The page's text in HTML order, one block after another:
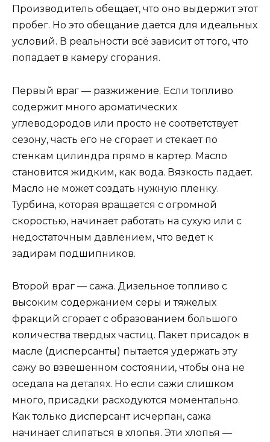
Производитель обещает, что оно выдержит этот
пробег. Но это обещание дается для идеальных
условий. В реальности всё зависит от того, что
попадает в камеру сгорания.
Первый враг — разжижение. Если топливо
содержит много ароматических
углеводородов или просто не соответствует
сезону, часть его не сгорает и стекает по
стенкам цилиндра прямо в картер. Масло
становится жидким, как вода. Вязкость падает.
Масло не может создать нужную пленку.
Турбина, которая вращается с огромной
скоростью, начинает работать на сухую или с
недостаточным давлением, что ведет к
задирам подшипников.
Второй враг — сажа. Дизельное топливо с
высоким содержанием серы и тяжелых
фракций сгорает с образованием большого
количества твердых частиц. Пакет присадок в
масле (дисперсанты) пытается удержать эту
сажу во взвешенном состоянии, чтобы она не
оседала на деталях. Но если сажи слишком
много, присадки расходуются моментально.
Как только дисперсант исчерпан, сажа
начинает слипаться в хлопья. Эти хлопья —